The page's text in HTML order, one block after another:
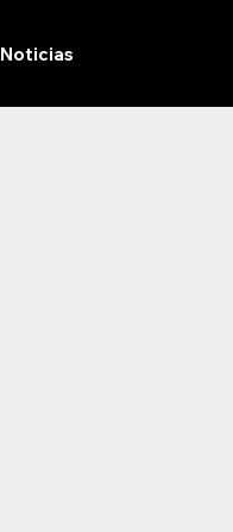
Noticias